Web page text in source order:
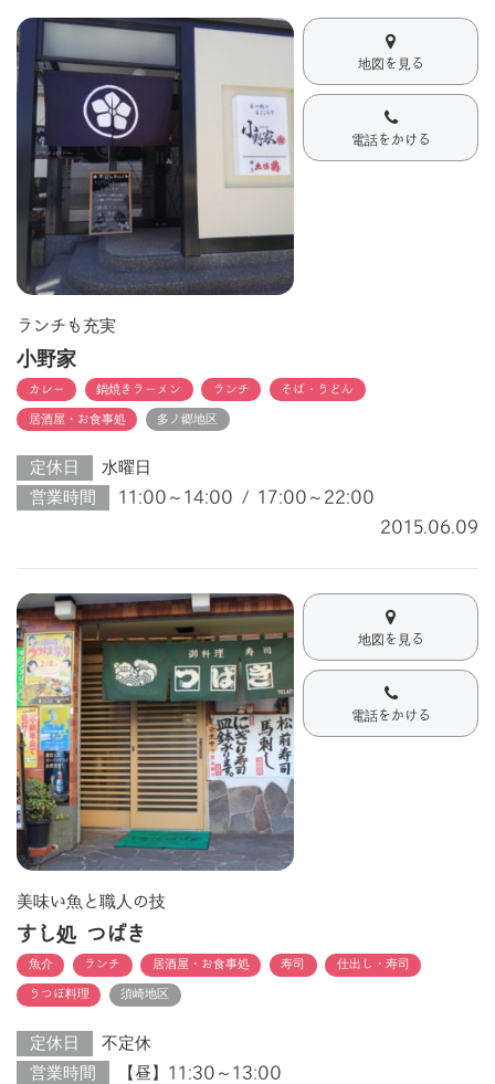
地図を見る
電話をかける
ランチも充実
小野家
カレー 鍋焼きラーメン ランチ そば・うどん
居酒屋・お食事処 多ノ郷地区
定休日
水曜日
営業時間
11:00～14:00 / 17:00～22:00
2015.06.09
地図を見る
電話をかける
美味い魚と職人の技
すし処 つばき
魚介 ランチ 居酒屋・お食事処 寿司 仕出し・寿司
うつぼ料理 須崎地区
定休日
不定休
営業時間
【昼】11:30～13:00